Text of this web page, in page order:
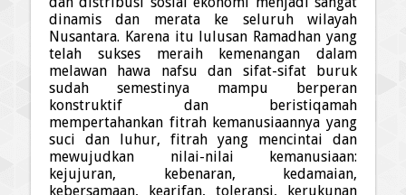
dinamis dan merata ke seluruh wilayah
Nusantara. Karena itu lulusan Ramadhan yang
telah sukses meraih kemenangan dalam
melawan hawa nafsu dan sifat-sifat buruk
sudah semestinya mampu berperan
konstruktif dan beristiqamah
mempertahankan fitrah kemanusiaannya yang
suci dan luhur, fitrah yang mencintai dan
mewujudkan nilai-nilai kemanusiaan:
kejujuran, kebenaran, kedamaian,
kebersamaan, kearifan, toleransi, kerukunan